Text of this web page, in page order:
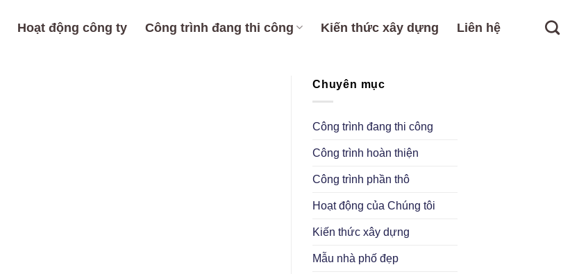
Hoạt động công ty Công trình đang thi công Kiến thức xây dựng Liên hệ
Chuyên mục
Công trình đang thi công
Công trình hoàn thiện
Công trình phần thô
Hoạt động của Chúng tôi
Kiến thức xây dựng
Mẫu nhà phố đẹp